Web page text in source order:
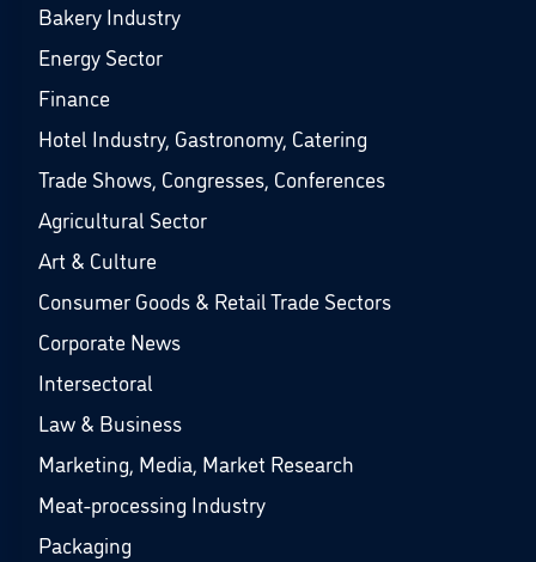
Bakery Industry
Energy Sector
Finance
Hotel Industry, Gastronomy, Catering
Trade Shows, Congresses, Conferences
Agricultural Sector
Art & Culture
Consumer Goods & Retail Trade Sectors
Corporate News
Intersectoral
Law & Business
Marketing, Media, Market Research
Meat-processing Industry
Packaging